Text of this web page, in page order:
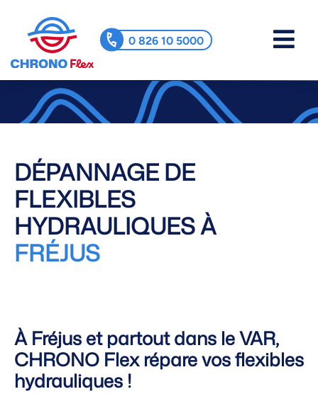
0 826 10 5000
DÉPANNAGE DE
FLEXIBLES
HYDRAULIQUES À
FRÉJUS
À Fréjus et partout dans le VAR,
CHRONO Flex répare vos flexibles
hydrauliques !